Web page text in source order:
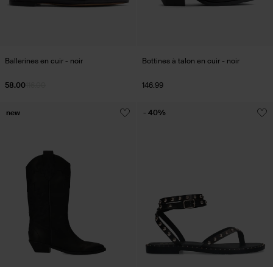
Ballerines en cuir - noir
58.00
Bottines à talon en cuir - noir
146.99
new - 40%